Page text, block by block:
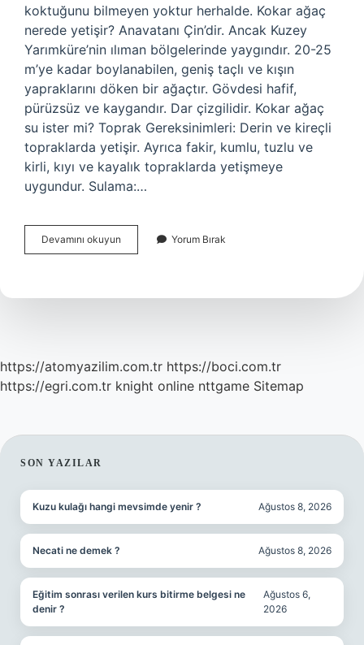
koktuğunu bilmeyen yoktur herhalde. Kokar ağaç
nerede yetişir? Anavatanı Çin’dir. Ancak Kuzey
Yarımküre’nin ılıman bölgelerinde yaygındır. 20-25
m’ye kadar boylanabilen, geniş taçlı ve kışın
yapraklarını döken bir ağaçtır. Gövdesi hafif,
pürüzsüz ve kaygandır. Dar çizgilidir. Kokar ağaç
su ister mi? Toprak Gereksinimleri: Derin ve kireçli
topraklarda yetişir. Ayrıca fakir, kumlu, tuzlu ve
kirli, kıyı ve kayalık topraklarda yetişmeye
uygundur. Sulama:…
Devamını okuyun
Ağaç
Yorum Bırak
https://atomyazilim.com.tr https://boci.com.tr
https://egri.com.tr knight online nttgame Sitemap
SIDEBAR
SON YAZILAR
Kuzu kulağı hangi mevsimde yenir ? Ağustos 8, 2026
Necati ne demek ? Ağustos 8, 2026
Eğitim sonrası verilen kurs bitirme belgesi ne
denir ?
Ağustos 6,
2026